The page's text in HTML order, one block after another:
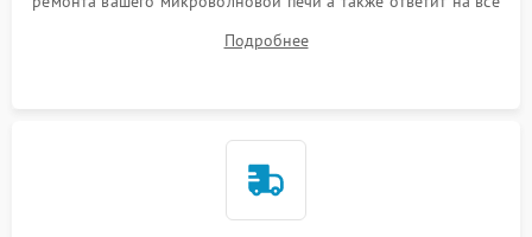
Подробнее